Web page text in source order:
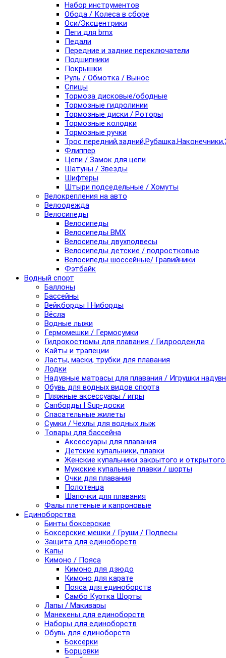
Набор инструментов
Обода / Колеса в сборе
Оси/Эксцентрики
Пеги для bmx
Педали
Передние и задние переключатели
Подшипники
Покрышки
Руль / Обмотка / Вынос
Спицы
Тормоза дисковые/ободные
Тормозные гидролинии
Тормозные диски / Роторы
Тормозные колодки
Тормозные ручки
Трос
Флиппер
Цепи / Замок для цепи
Шатуны / Звезды
Шифтеры
Штыри подседельные / Хомуты
Велокрепления на авто
Велоодежда
Велосипеды
Велосипеды
Велосипеды BMX
Велосипеды двухподвесы
Велосипеды детские / подростковые
Велосипеды шоссейные/ Гравийники
Фэтбайк
Водный спорт
Баллоны
Бассейны
Вейкборды I Ниборды
Вёсла
Водные лыжи
Гермомешки / Гермосумки
Гидрокостюмы для плавания / Гидроодежда
Кайты и трапеции
Ласты, маски, трубки для плавания
Лодки
Надувные матрасы для плавания / Игрушки
Обувь для водных видов спорта
Пляжные аксессуары / игры
Сапборды I Sup-доски
Спасательные жилеты
Сумки / Чехлы для водных лыж
Товары для бассейна
Аксессуары для плавания
Детские купальники, плавки
Женские купальники закрытого и
Мужские купальные плавки / шорты
Очки для плавания
Полотенца
Шапочки для плавания
Фалы плетеные и капроновые
Единоборства
Бинты боксерские
Боксерские мешки / Груши / Подвесы
Защита для единоборств
Капы
Кимоно / Пояса
Кимоно для дзюдо
Кимоно для карате
Пояса для единоборств
Самбо Куртка Шорты
Лапы / Макивары
Манекены для единоборств
Наборы для единоборств
Обувь для единоборств
Боксерки
Борцовки